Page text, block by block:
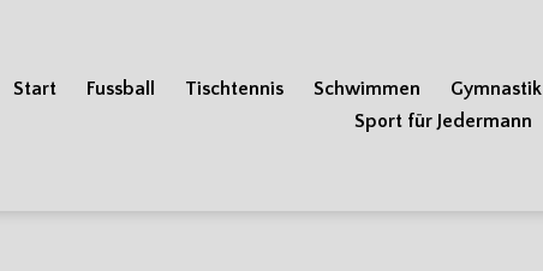
Start Fussball Tischtennis Schwimmen Gymnastik
Sport für Jedermann